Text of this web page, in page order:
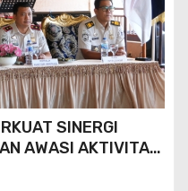
SINERGI
AWASI AKTIVITAS
UTARA